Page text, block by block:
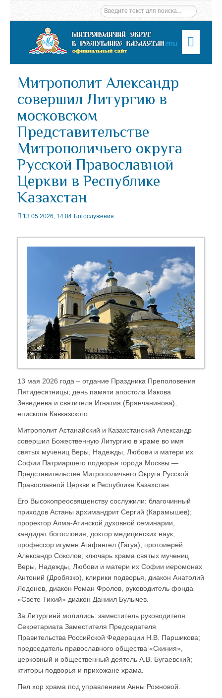
Menu
Митрополит Александр
совершил Литургию в
московском
Представительстве
Митрополичьего округа
Русской Православной
Церкви в Республике
Казахстан
13.05.2026, 14:04 Богослужения
13 мая 2026 года – отдание Праздника Преполовения
Пятидесятницы; день памяти апостола Иакова
Зеведеева и святителя Игнатия (Брянчанинова),
епископа Кавказского.
Митрополит Астанайский и Казахстанский Александр
совершил Божественную Литургию в храме во имя
святых мучениц Веры, Надежды, Любови и матери их
Софии Патриаршего подворья города Москвы —
Представительстве Митрополичьего Округа Русской
Православной Церкви в Республике Казахстан.
Его Высокопреосвященству сослужили: благочинный
приходов Астаны архимандрит Сергий (Карамышев);
проректор Алма-Атинской духовной семинарии,
кандидат богословия, доктор медицинских наук,
профессор игумен Агафангел (Гагуа); протоиерей
Александр Соколов; ключарь храма святых мучениц
Веры, Надежды, Любови и матери их Софии иеромонах
Антоний (Дробязко), клирики подворья, диакон Анатолий
Леденев, диакон Роман Фролов, руководитель фонда
«Свете Тихий» диакон Даниил Булычев.
За Литургией молились: заместитель руководителя
Секретариата Заместителя Председателя
Правительства Российской Федерации Н.В. Паршикова;
председатель православного общества «Скиния»,
церковный и общественный деятель А.В. Бугаевский;
ктиторы подворья и прихожане храма.
Пел хор храма под управлением Анны Рожновой.